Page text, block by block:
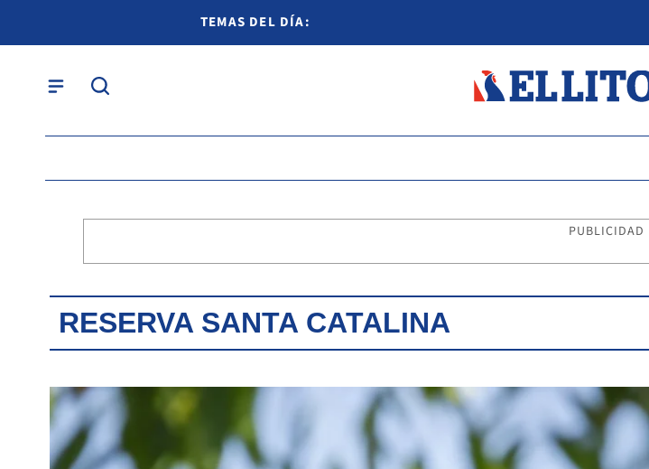
TEMAS DEL DÍA:
PUBLICIDAD
RESERVA SANTA CATALINA